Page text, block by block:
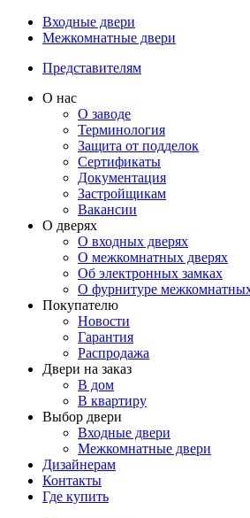
Входные двери
Межкомнатные двери
Представителям
О нас
О заводе
Терминология
Защита от подделок
Сертификаты
Документация
Застройщикам
Вакансии
О дверях
О входных дверях
О межкомнатных дверях
Об электронных замках
О фурнитуре
Покупателю
Новости
Гарантия
Распродажа
Двери на заказ
В дом
В квартиру
Выбор двери
Входные двери
Межкомнатные двери
Дизайнерам
Контакты
Где купить